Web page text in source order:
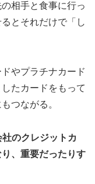
相手と食事に行っ
とそれだけで「し
やプラチナカード
たカードをもって
つながる。
のクレジットカ
、重要だったりす